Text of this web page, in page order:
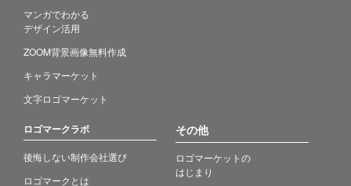
マンガでわかる
デザイン活用
ZOOM背景画像無料作成
キャラマーケット
文字ロゴマーケット
ロゴマークラボ
後悔しない制作会社選び
ロゴマークとは
その他
ロゴマーケットの
はじまり